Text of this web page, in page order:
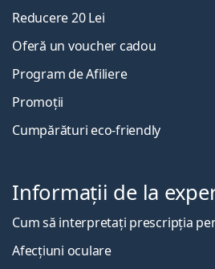
Reducere 20 Lei
Oferă un voucher cadou
Program de Afiliere
Promoții
Cumpărături eco-friendly
Informații de la
Cum să interpretați prescripția
Afecțiuni oculare